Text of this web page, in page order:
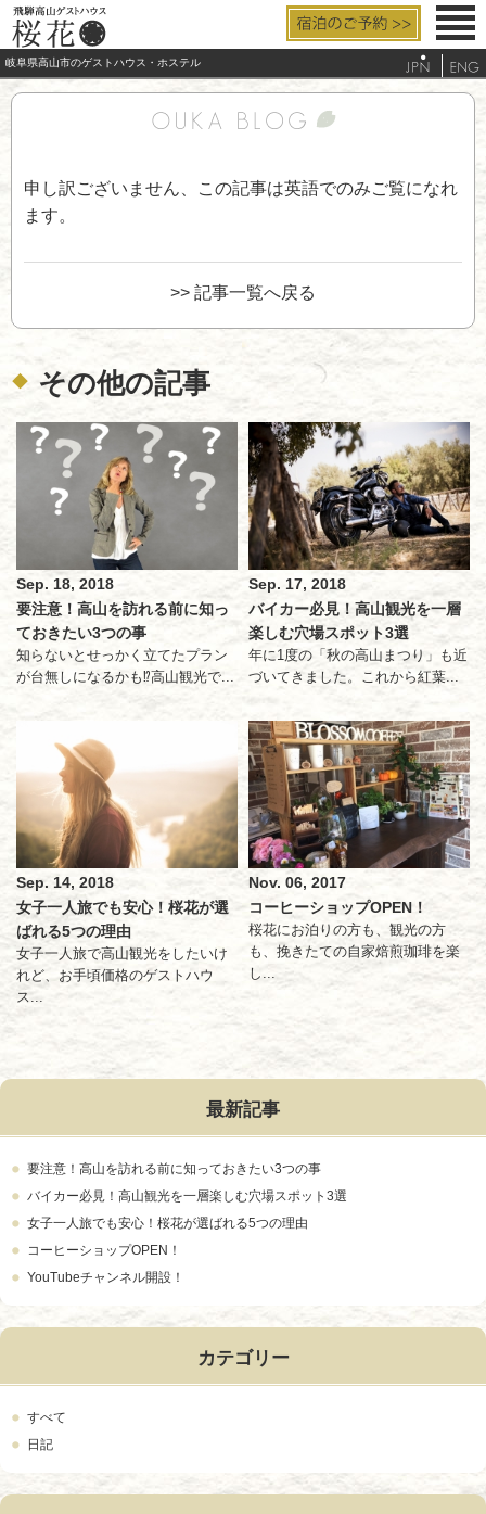
岐阜県高山市のゲストハウス・ホステル
アクセス
よくあるご質問
電話する
申し訳ございません、この記事は英語でのみご覧になれ
ます。
>> 記事一覧へ戻る
その他の記事
Sep. 18, 2018
要注意！高山を訪れる前に知っ
ておきたい3つの事
知らないとせっかく立てたプラン
が台無しになるかも⁉高山観光で...
Sep. 17, 2018
バイカー必見！高山観光を一層
楽しむ穴場スポット3選
年に1度の「秋の高山まつり」も近
づいてきました。これから紅葉...
Sep. 14, 2018
女子一人旅でも安心！桜花が選
ばれる5つの理由
女子一人旅で高山観光をしたいけ
れど、お手頃価格のゲストハウ
ス...
Nov. 06, 2017
コーヒーショップOPEN！
桜花にお泊りの方も、観光の方
も、挽きたての自家焙煎珈琲を楽
し...
最新記事
要注意！高山を訪れる前に知っておきたい3つの事
バイカー必見！高山観光を一層楽しむ穴場スポット3選
女子一人旅でも安心！桜花が選ばれる5つの理由
コーヒーショップOPEN！
YouTubeチャンネル開設！
カテゴリー
すべて
日記